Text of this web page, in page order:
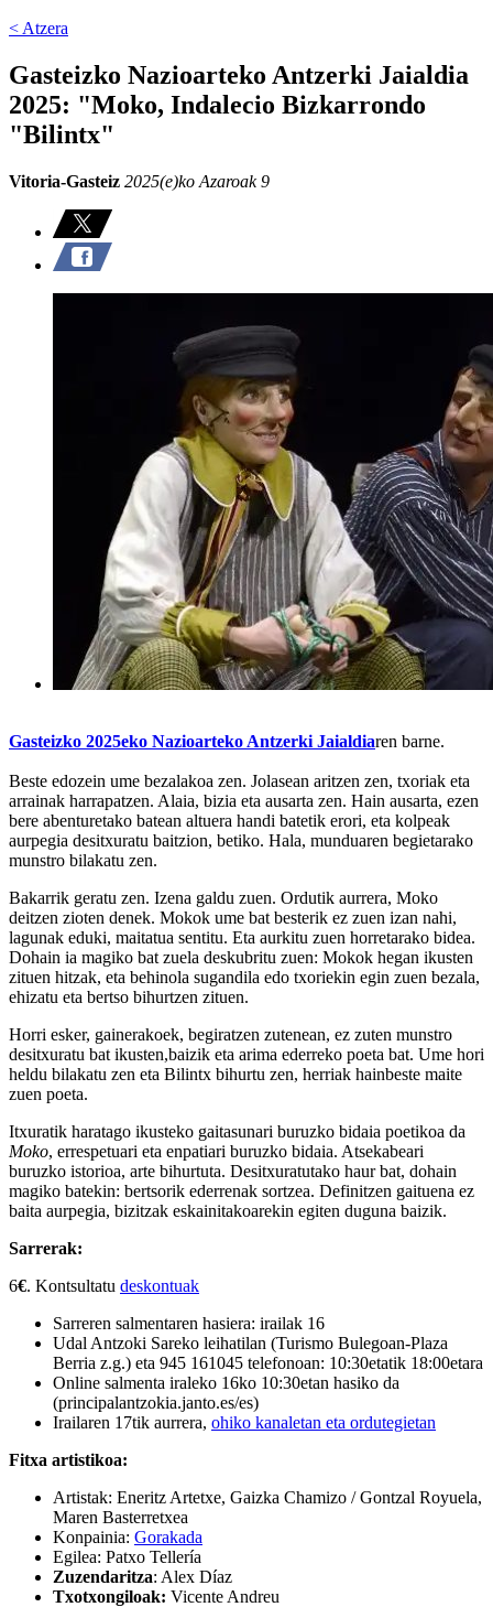
< Atzera
Gasteizko Nazioarteko Antzerki Jaialdia
2025: "Moko, Indalecio Bizkarrondo
"Bilintx"
Vitoria-Gasteiz 2025(e)ko Azaroak 9
Gasteizko 2025eko Nazioarteko Antzerki Jaialdiaren barne.
Beste edozein ume bezalakoa zen. Jolasean aritzen zen, txoriak eta
arrainak harrapatzen. Alaia, bizia eta ausarta zen. Hain ausarta, ezen
bere abenturetako batean altuera handi batetik erori, eta kolpeak
aurpegia desitxuratu baitzion, betiko. Hala, munduaren begietarako
munstro bilakatu zen.
Bakarrik geratu zen. Izena galdu zuen. Ordutik aurrera, Moko
deitzen zioten denek. Mokok ume bat besterik ez zuen izan nahi,
lagunak eduki, maitatua sentitu. Eta aurkitu zuen horretarako bidea.
Dohain ia magiko bat zuela deskubritu zuen: Mokok hegan ikusten
zituen hitzak, eta behinola sugandila edo txoriekin egin zuen bezala,
ehizatu eta bertso bihurtzen zituen.
Horri esker, gainerakoek, begiratzen zutenean, ez zuten munstro
desitxuratu bat ikusten,baizik eta arima ederreko poeta bat. Ume hori
heldu bilakatu zen eta Bilintx bihurtu zen, herriak hainbeste maite
zuen poeta.
Itxuratik haratago ikusteko gaitasunari buruzko bidaia poetikoa da
Moko, errespetuari eta enpatiari buruzko bidaia. Atsekabeari
buruzko istorioa, arte bihurtuta. Desitxuratutako haur bat, dohain
magiko batekin: bertsorik ederrenak sortzea. Definitzen gaituena ez
baita aurpegia, bizitzak eskainitakoarekin egiten duguna baizik.
Sarrerak:
6€. Kontsultatu deskontuak
Sarreren salmentaren hasiera: irailak 16
Udal Antzoki Sareko leihatilan (Turismo Bulegoan-Plaza
Berria z.g.) eta 945 161045 telefonoan: 10:30etatik 18:00etara
Online salmenta iraleko 16ko 10:30etan hasiko da
(principalantzokia.janto.es/es)
Irailaren 17tik aurrera, ohiko kanaletan eta ordutegietan
Fitxa artistikoa:
Artistak: Eneritz Artetxe, Gaizka Chamizo / Gontzal Royuela,
Maren Basterretxea
Konpainia: Gorakada
Egilea: Patxo Tellería
Zuzendaritza: Alex Díaz
Txotxongiloak: Vicente Andreu